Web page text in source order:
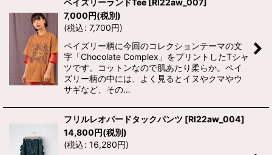
並び順:
絞り込む
ペイズリーランドTee [RI22aw_007]
7,000円(税別)
(税込: 7,700円)
ペイズリー柄に今回のコレクションテーマの文
字「Chocolate Complex」をプリントしたTシャ
ツです。コットンなので肌あたり柔らか。ペイ
ズリー柄の中には、よく見るとイヌやクマやウ
サギなど、その…
フリルレオパードタックパンツ [RI22aw_004]
14,800円(税別)
(税込: 16,280円)